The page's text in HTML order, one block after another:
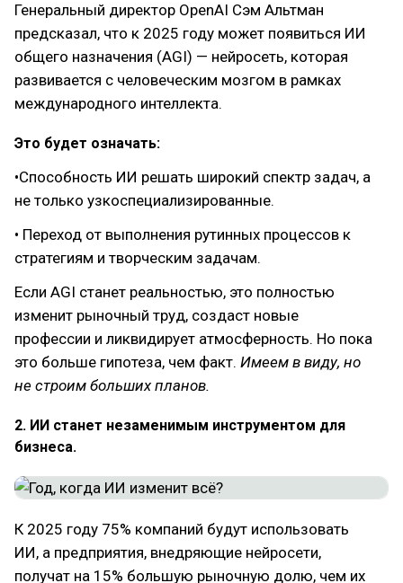
Генеральный директор OpenAI Сэм Альтман
предсказал, что к 2025 году может появиться ИИ
общего назначения (AGI) — нейросеть, которая
развивается с человеческим мозгом в рамках
международного интеллекта.
Это будет означать:
•Способность ИИ решать широкий спектр задач, а
не только узкоспециализированные.
• Переход от выполнения рутинных процессов к
стратегиям и творческим задачам.
Если AGI станет реальностью, это полностью
изменит рыночный труд, создаст новые
профессии и ликвидирует атмосферность. Но пока
это больше гипотеза, чем факт. Имеем в виду, но
не строим больших планов.
2. ИИ станет незаменимым инструментом для
бизнеса.
К 2025 году 75% компаний будут использовать
ИИ, а предприятия, внедряющие нейросети,
получат на 15% большую рыночную долю, чем их